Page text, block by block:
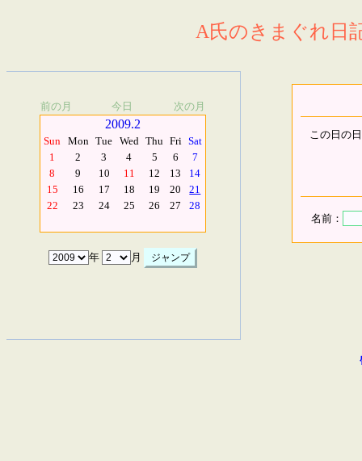
A氏のきまぐれ日
前の月 今日 次の月
2009.2
Sun Mon Tue Wed Thu Fri Sat
1
2 3 4 5 6
7
8
9 10 11 12 13
14
15
16 17 18 19 20
21
22
23 24 25 26 27 28
年 月
この日の
名前：